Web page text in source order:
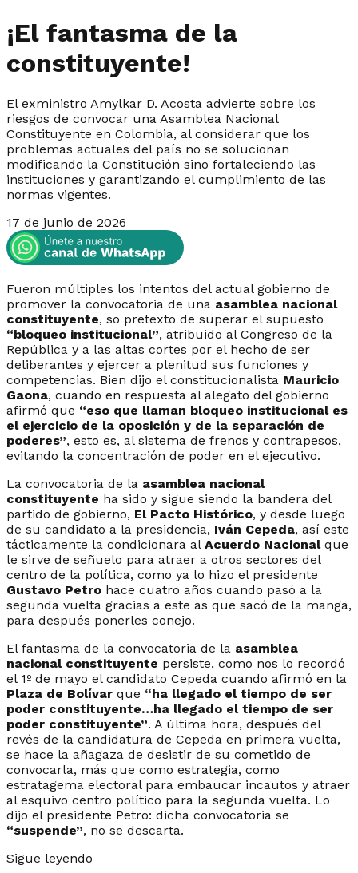
¡El fantasma de la
constituyente!
El exministro Amylkar D. Acosta advierte sobre los
riesgos de convocar una Asamblea Nacional
Constituyente en Colombia, al considerar que los
problemas actuales del país no se solucionan
modificando la Constitución sino fortaleciendo las
instituciones y garantizando el cumplimiento de las
normas vigentes.
17 de junio de 2026
Fueron múltiples los intentos del actual gobierno de
promover la convocatoria de una asamblea nacional
constituyente, so pretexto de superar el supuesto
“bloqueo institucional”, atribuido al Congreso de la
República y a las altas cortes por el hecho de ser
deliberantes y ejercer a plenitud sus funciones y
competencias. Bien dijo el constitucionalista Mauricio
Gaona, cuando en respuesta al alegato del gobierno
afirmó que “eso que llaman bloqueo institucional es
el ejercicio de la oposición y de la separación de
poderes”, esto es, al sistema de frenos y contrapesos,
evitando la concentración de poder en el ejecutivo.
La convocatoria de la asamblea nacional
constituyente ha sido y sigue siendo la bandera del
partido de gobierno, El Pacto Histórico, y desde luego
de su candidato a la presidencia, Iván Cepeda, así este
tácticamente la condicionara al Acuerdo Nacionalque
le sirve de señuelo para atraer a otros sectores del
centro de la política, como ya lo hizo el presidente
Gustavo Petro hace cuatro años cuando pasó a la
segunda vuelta gracias a este as que sacó de la manga,
para después ponerles conejo.
El fantasma de la convocatoria de la asamblea
nacional constituyente persiste, como nos lo recordó
el 1º de mayo el candidato Cepeda cuando afirmó en la
Plaza de Bolívar que “ha llegado el tiempo de ser
poder constituyente…ha llegado el tiempo de ser
poder constituyente”. A última hora, después del
revés de la candidatura de Cepeda en primera vuelta,
se hace la añagaza de desistir de su cometido de
convocarla, más que como estrategia, como
estratagema electoral para embaucar incautos y atraer
al esquivo centro político para la segunda vuelta. Lo
dijo el presidente Petro: dicha convocatoria se
“suspende”, no se descarta.
Sigue leyendo